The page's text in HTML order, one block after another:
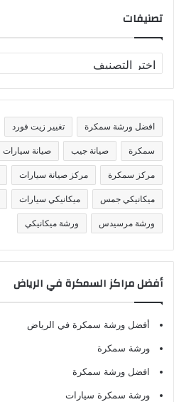
تصنيفات
ص
ن
ف
ا
افضل ورشة سمكرة تغيير زيت فورد
سمكرة صيانة جيب صيانة سيارات
مركز سمكرة مركز صيانة سيارات
ميكانيكي جمس ميكانيكي سيارات
ورشة مرسيدس ورشة ميكانيكي
أفضل مراكز السمكرة في الرياض
أفضل ورشة سمكرة في الرياض
ورشة سمكرة
افضل ورشة سمكرة
ورشة سمكرة سيارات